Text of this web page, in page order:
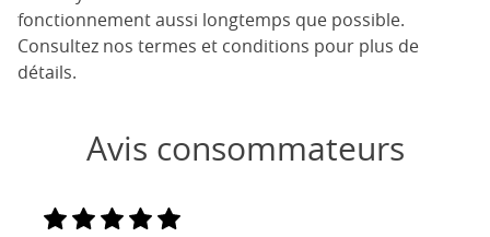
fonctionnement aussi longtemps que possible.
Consultez nos termes et conditions pour plus de
détails.
Avis consommateurs